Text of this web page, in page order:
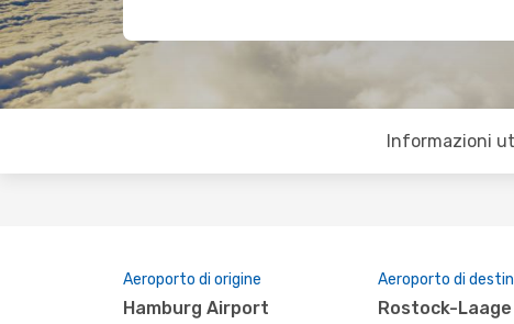
Informazioni
Aeroporto di origine
Hamburg Airport
Aeroporto di
Rostock-